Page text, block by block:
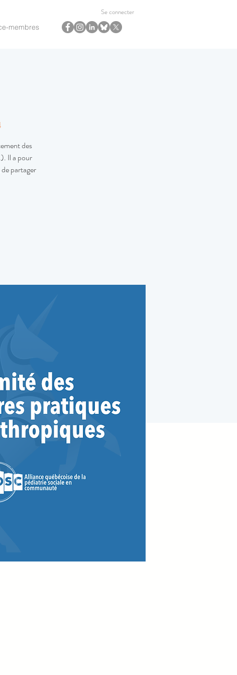
membres
Se connecter
des
Il a pour
partager